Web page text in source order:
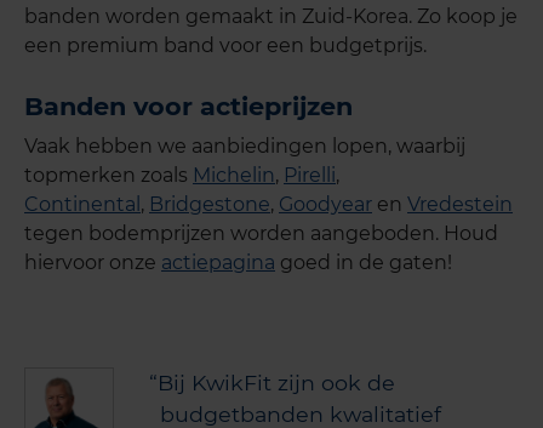
banden worden gemaakt in Zuid-Korea. Zo koop je
een premium band voor een budgetprijs.
Banden voor actieprijzen
Vaak hebben we aanbiedingen lopen, waarbij
topmerken zoals Michelin, Pirelli,
Continental , Bridgestone, Goodyear en Vredestein
tegen bodemprijzen worden aangeboden. Houd
hiervoor onze actiepagina goed in de gaten!
Bij KwikFit zijn ook de
budgetbanden kwalitatief